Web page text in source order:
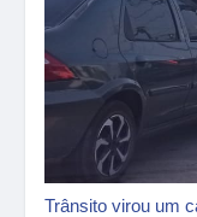
Trânsito virou um